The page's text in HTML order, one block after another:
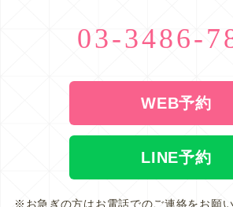
03-3486-
WEB予約
LINE予約
※お急ぎの方はお電話でのご連絡をお願い